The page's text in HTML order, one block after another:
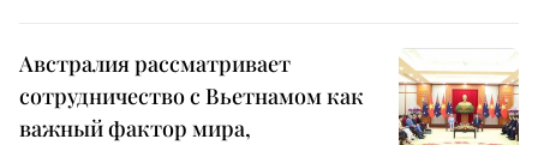
Австралия рассматривает
сотрудничество с Вьетнамом как
важный фактор мира,